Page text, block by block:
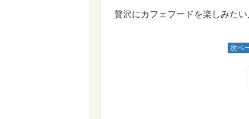
贅沢にカフェフードを楽しみたい
次ペ